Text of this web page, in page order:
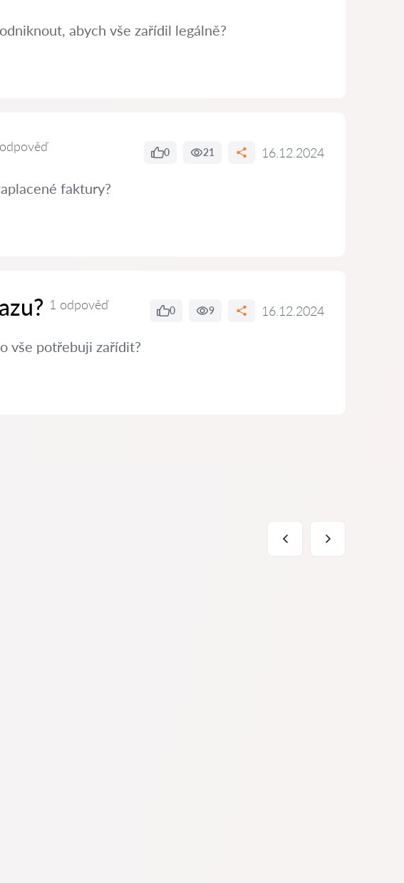
abych vše zařídil legálně?
0 21 16.12.2024
faktury?
1 odpověď 0 9 16.12.2024
vše potřebuji zařídit?